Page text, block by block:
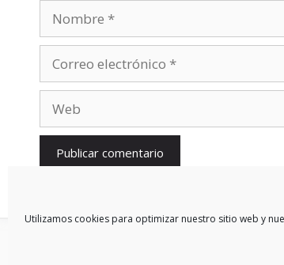
Utilizamos cookies para optimizar nuestro sitio web y
electrónico